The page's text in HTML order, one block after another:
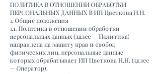
ПОЛИТИКА В ОТНОШЕНИИ ОБРАБОТКИ
ПЕРСОНАЛЬНЫХ ДАННЫХ В ИП Цветкова Н.Н.
1. Общие положения
1.1. Политика в отношении обработки
персональных данных (далее — Политика)
направлена на защиту прав и свобод
физических лиц, персональные данные
которых обрабатывает ИП Цветкова Н.Н. (далее
— Оператор).